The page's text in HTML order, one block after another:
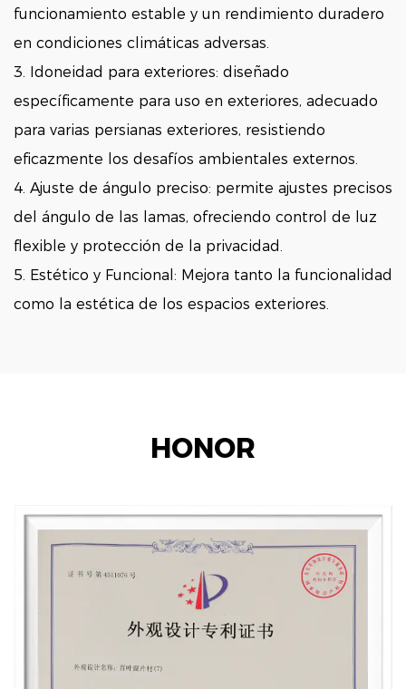
funcionamiento estable y un rendimiento duradero
en condiciones climáticas adversas.
3. Idoneidad para exteriores: diseñado
específicamente para uso en exteriores, adecuado
para varias persianas exteriores, resistiendo
eficazmente los desafíos ambientales externos.
4. Ajuste de ángulo preciso: permite ajustes precisos
del ángulo de las lamas, ofreciendo control de luz
flexible y protección de la privacidad.
5. Estético y Funcional: Mejora tanto la funcionalidad
como la estética de los espacios exteriores.
HONOR